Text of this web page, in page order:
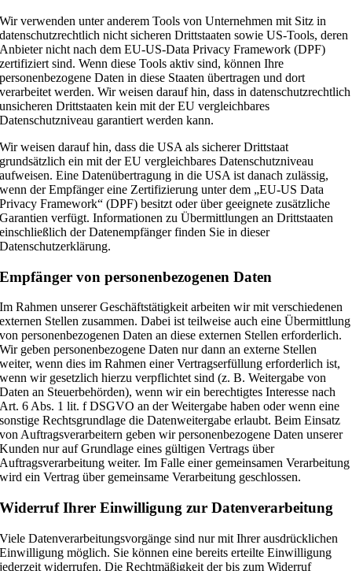
Wir verwenden unter anderem Tools von Unternehmen mit Sitz in
datenschutzrechtlich nicht sicheren Drittstaaten sowie US-Tools, deren
Anbieter nicht nach dem EU-US-Data Privacy Framework (DPF)
zertifiziert sind. Wenn diese Tools aktiv sind, können Ihre
personenbezogene Daten in diese Staaten übertragen und dort
verarbeitet werden. Wir weisen darauf hin, dass in datenschutzrechtlich
unsicheren Drittstaaten kein mit der EU vergleichbares
Datenschutzniveau garantiert werden kann.
Wir weisen darauf hin, dass die USA als sicherer Drittstaat
grundsätzlich ein mit der EU vergleichbares Datenschutzniveau
aufweisen. Eine Datenübertragung in die USA ist danach zulässig,
wenn der Empfänger eine Zertifizierung unter dem „EU-US Data
Privacy Framework“ (DPF) besitzt oder über geeignete zusätzliche
Garantien verfügt. Informationen zu Übermittlungen an Drittstaaten
einschließlich der Datenempfänger finden Sie in dieser
Datenschutzerklärung.
Empfänger von personenbezogenen Daten
Im Rahmen unserer Geschäftstätigkeit arbeiten wir mit verschiedenen
externen Stellen zusammen. Dabei ist teilweise auch eine Übermittlung
von personenbezogenen Daten an diese externen Stellen erforderlich.
Wir geben personenbezogene Daten nur dann an externe Stellen
weiter, wenn dies im Rahmen einer Vertragserfüllung erforderlich ist,
wenn wir gesetzlich hierzu verpflichtet sind (z. B. Weitergabe von
Daten an Steuerbehörden), wenn wir ein berechtigtes Interesse nach
Art. 6 Abs. 1 lit. f DSGVO an der Weitergabe haben oder wenn eine
sonstige Rechtsgrundlage die Datenweitergabe erlaubt. Beim Einsatz
von Auftragsverarbeitern geben wir personenbezogene Daten unserer
Kunden nur auf Grundlage eines gültigen Vertrags über
Auftragsverarbeitung weiter. Im Falle einer gemeinsamen Verarbeitung
wird ein Vertrag über gemeinsame Verarbeitung geschlossen.
Widerruf Ihrer Einwilligung zur Datenverarbeitung
Viele Datenverarbeitungsvorgänge sind nur mit Ihrer ausdrücklichen
Einwilligung möglich. Sie können eine bereits erteilte Einwilligung
jederzeit widerrufen. Die Rechtmäßigkeit der bis zum Widerruf